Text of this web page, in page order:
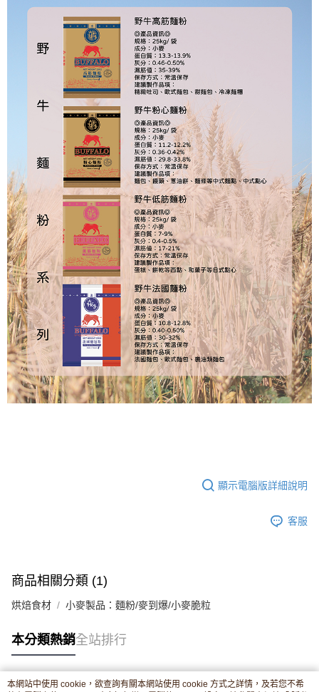
顯示電腦版詳細說明
客服
商品相關分類 (1)
烘焙食材 小麥製品：麵粉/麥到爆/小麥脆粒
本分類熱銷全站排行
本網站中使用 cookie，欲查詢有關本網站使用 cookie 方式之詳情，及若您不希